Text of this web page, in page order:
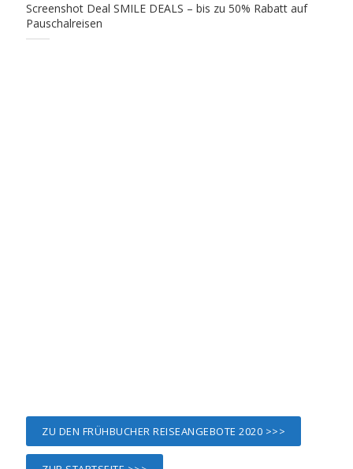
Screenshot Deal SMILE DEALS – bis zu 50% Rabatt auf
Pauschalreisen
ZU DEN FRÜHBUCHER REISEANGEBOTE 2020 >>>